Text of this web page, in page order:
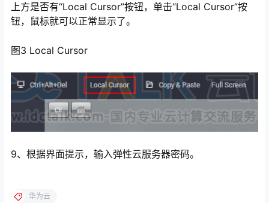
上方是否有“Local Cursor”按钮，单击“Local Cursor”按
钮，鼠标就可以正常显示了。
图3 Local Cursor
9、根据界面提示，输入弹性云服务器密码。
华为云